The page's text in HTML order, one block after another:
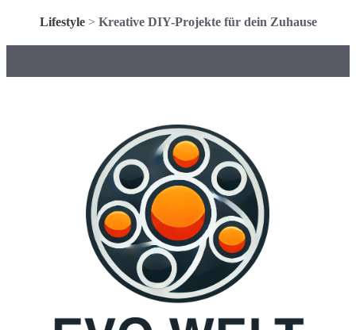
Lifestyle> Kreative DIY-Projekte für dein Zuhause